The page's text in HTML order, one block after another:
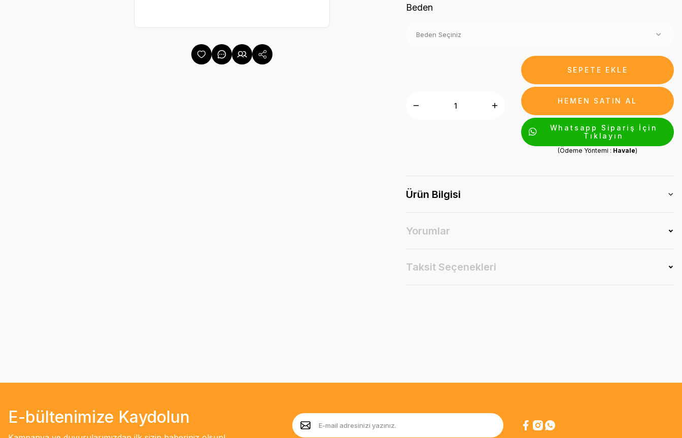
Beden
SEPETE EKLE
HEMEN SATIN AL
Whatsapp Sipariş İçin
Tıklayın
(Ödeme Yöntemi : Havale)
Ürün Bilgisi
Yorumlar
Taksit Seçenekleri
E-bültenimize Kaydolun